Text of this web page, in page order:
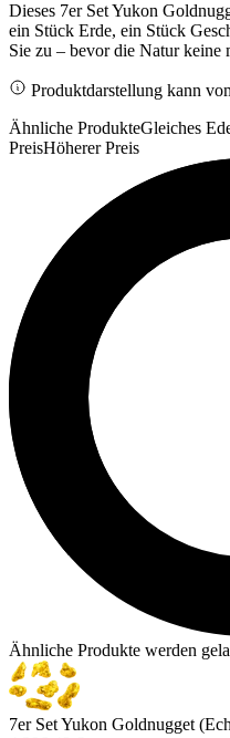
Dieses 7er Set Yukon
ein Stück Erde, ein Stück
Sie zu – bevor die Natur keine
Produktdarstellung kann
Ähnliche ProdukteGleiches
PreisHöherer Preis
Ähnliche Produkte werden
7er Set Yukon Goldnugget